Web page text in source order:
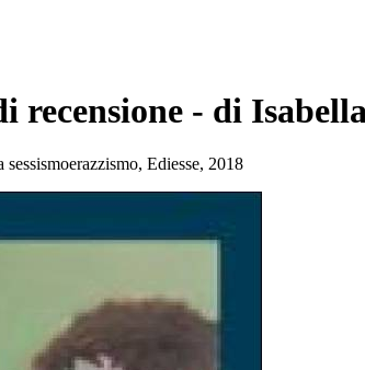
recensione - di
Ediesse, 2018